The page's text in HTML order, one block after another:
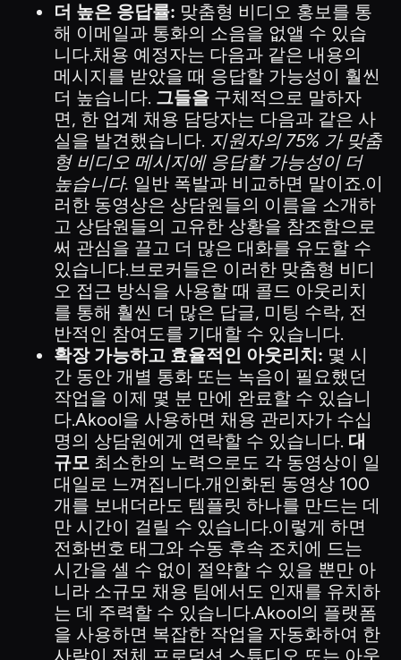
더 높은 응답률: 맞춤형 비디오 홍보를 통
해 이메일과 통화의 소음을 없앨 수 있습
니다.채용 예정자는 다음과 같은 내용의
메시지를 받았을 때 응답할 가능성이 훨씬
더 높습니다. 그들을 구체적으로 말하자
면, 한 업계 채용 담당자는 다음과 같은 사
실을 발견했습니다. 지원자의 75% 가 맞춤
형 비디오 메시지에 응답할 가능성이 더
높습니다. 일반 폭발과 비교하면 말이죠.이
러한 동영상은 상담원들의 이름을 소개하
고 상담원들의 고유한 상황을 참조함으로
써 관심을 끌고 더 많은 대화를 유도할 수
있습니다.브로커들은 이러한 맞춤형 비디
오 접근 방식을 사용할 때 콜드 아웃리치
를 통해 훨씬 더 많은 답글, 미팅 수락, 전
반적인 참여도를 기대할 수 있습니다.
확장 가능하고 효율적인 아웃리치: 몇 시
간 동안 개별 통화 또는 녹음이 필요했던
작업을 이제 몇 분 만에 완료할 수 있습니
다.Akool을 사용하면 채용 관리자가 수십
명의 상담원에게 연락할 수 있습니다. 대
규모 최소한의 노력으로도 각 동영상이 일
대일로 느껴집니다.개인화된 동영상 100
개를 보내더라도 템플릿 하나를 만드는 데
만 시간이 걸릴 수 있습니다.이렇게 하면
전화번호 태그와 수동 후속 조치에 드는
시간을 셀 수 없이 절약할 수 있을 뿐만 아
니라 소규모 채용 팀에서도 인재를 유치하
는 데 주력할 수 있습니다.Akool의 플랫폼
을 사용하면 복잡한 작업을 자동화하여 한
사람이 전체 프로덕션 스튜디오 또는 아웃